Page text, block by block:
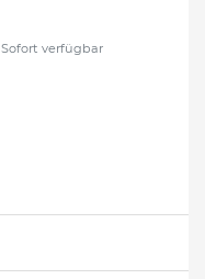
Sofort verfügbar